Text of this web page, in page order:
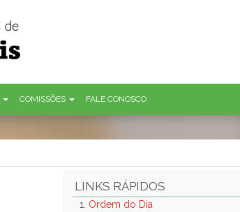
COMISSÕES FALE CONOSCO
LINKS RÁPIDOS
1. Ordem do Dia